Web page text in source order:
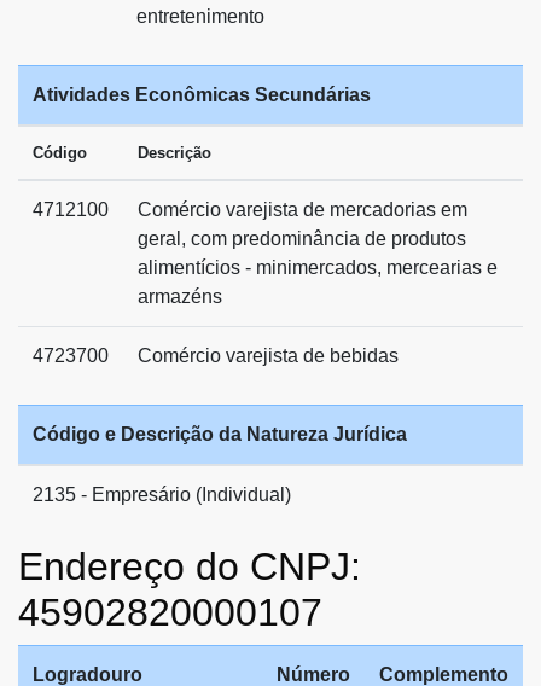
entretenimento
Atividades Econômicas Secundárias
Código Descrição
4712100
Comércio varejista de mercadorias em
geral, com predominância de produtos
alimentícios - minimercados, mercearias e
armazéns
4723700 Comércio varejista de bebidas
Código e Descrição da Natureza Jurídica
2135 - Empresário (Individual)
Endereço do CNPJ:
45902820000107
Logradouro Número Complemento